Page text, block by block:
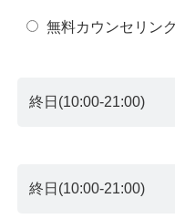
無料カウンセリン